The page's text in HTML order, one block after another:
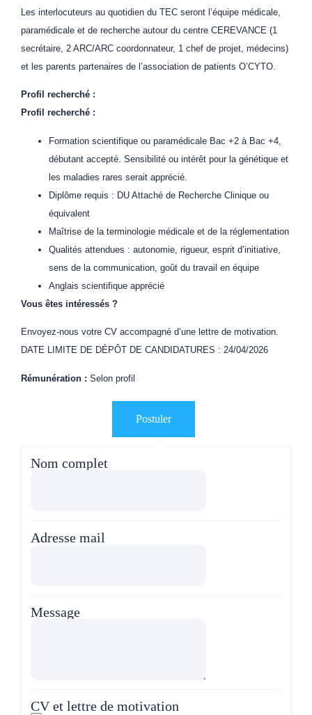
Les interlocuteurs au quotidien du TEC seront l’équipe médicale,
paramédicale et de recherche autour du centre CEREVANCE (1
secrétaire, 2 ARC/ARC coordonnateur, 1 chef de projet, médecins)
et les parents partenaires de l’association de patients O’CYTO.
Profil recherché :
Profil recherché :
Formation scientifique ou paramédicale Bac +2 à Bac +4,
débutant accepté. Sensibilité ou intérêt pour la génétique et
les maladies rares serait apprécié.
Diplôme requis : DU Attaché de Recherche Clinique ou
équivalent
Maîtrise de la terminologie médicale et de la réglementation
Qualités attendues : autonomie, rigueur, esprit d’initiative,
sens de la communication, goût du travail en équipe
Anglais scientifique apprécié
Vous êtes intéressés ?
Envoyez-nous votre CV accompagné d’une lettre de motivation.
DATE LIMITE DE DÉPÔT DE CANDIDATURES : 24/04/2026
Rémunération : Selon profil
Nom complet
Adresse mail
Message
CV et lettre de motivation